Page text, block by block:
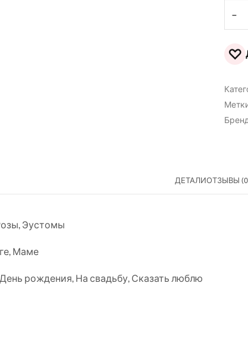
−
♡
ДЕТАЛИОТЗЫВЫ
,Эустомы
,Маме
День рождения,На свадьбу,Сказать люблю